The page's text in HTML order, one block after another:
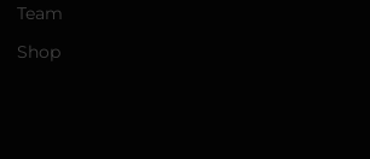
Team
Shop